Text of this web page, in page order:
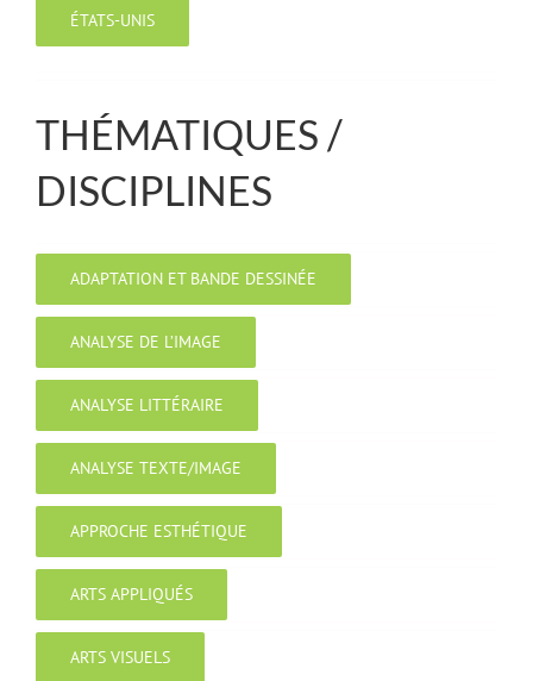
ÉTATS-UNIS
THÉMATIQUES /
DISCIPLINES
ADAPTATION ET BANDE DESSINÉE
ANALYSE DE L’IMAGE
ANALYSE LITTÉRAIRE
ANALYSE TEXTE/IMAGE
APPROCHE ESTHÉTIQUE
ARTS APPLIQUÉS
ARTS VISUELS